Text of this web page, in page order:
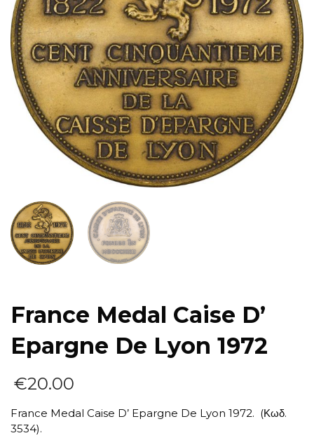
France Medal Caise D’
Epargne De Lyon 1972
€20.00
France Medal Caise D’ Epargne De Lyon 1972. (Κωδ.
3534).